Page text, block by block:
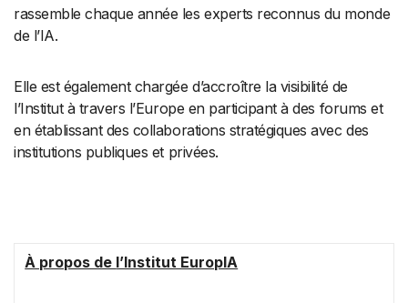
rassemble chaque année les experts reconnus du monde
de l’IA.
Elle est également chargée d’accroître la visibilité de
l’Institut à travers l’Europe en participant à des forums et
en établissant des collaborations stratégiques avec des
institutions publiques et privées.
À propos de l’Institut EuropIA